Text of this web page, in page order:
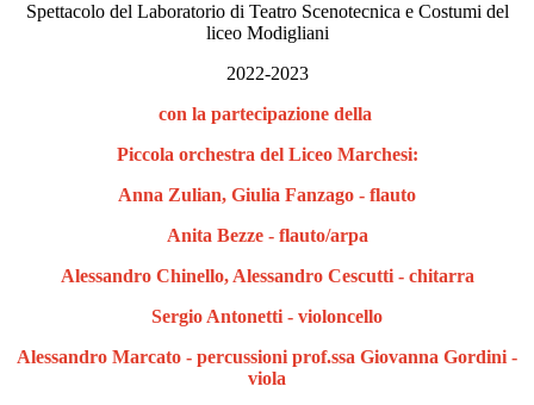
Spettacolo del Laboratorio di Teatro Scenotecnica e Costumi del
liceo Modigliani
2022-2023
con la partecipazione della
Piccola orchestra del Liceo Marchesi:
Anna Zulian, Giulia Fanzago - flauto
Anita Bezze - flauto/arpa
Alessandro Chinello, Alessandro Cescutti - chitarra
Sergio Antonetti - violoncello
Alessandro Marcato - percussioni prof.ssa Giovanna Gordini -
viola